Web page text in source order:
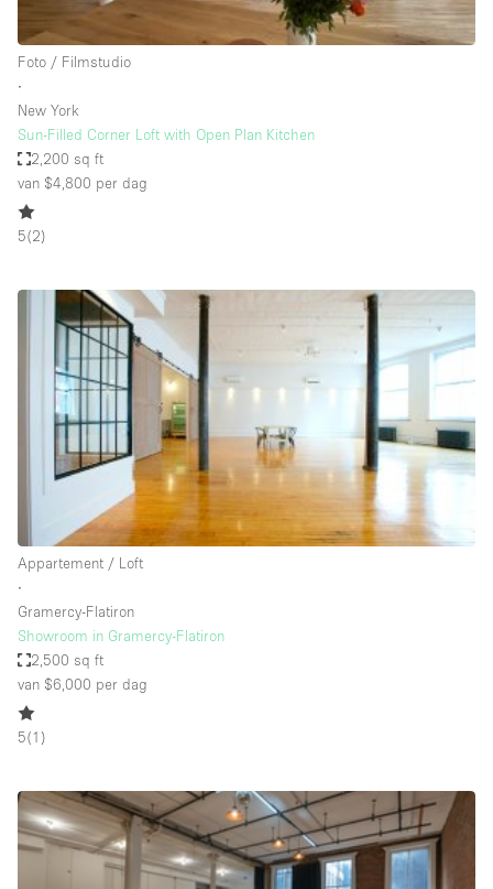
Bar
Begane grond
Beveiligingssysteem
Concierge
Daglicht
Elektriciteit
Etalage
Grote entree
Haussmann-stijl
Industrieel
Kantoorbenodigdheden
Keuken
Leefruimte
Lift
Paskamers
Privé-parkeerplaats
Foto / Filmstudio
∙
New York
Sun-Filled Corner Loft with Open Plan Kitchen
2,200 sq ft
van $4,800 per dag
5(2)
Appartement / Loft
∙
Gramercy-Flatiron
Showroom in Gramercy-Flatiron
2,500 sq ft
van $6,000 per dag
5(1 )